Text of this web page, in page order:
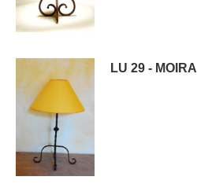
LU 29 - MOIRA